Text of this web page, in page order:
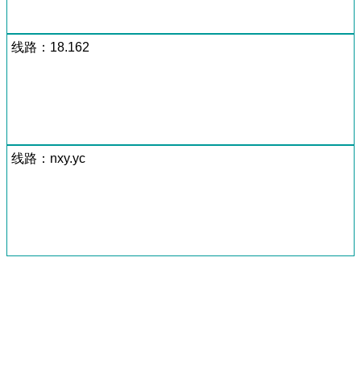
线路：18.162
线路：nxy.yc